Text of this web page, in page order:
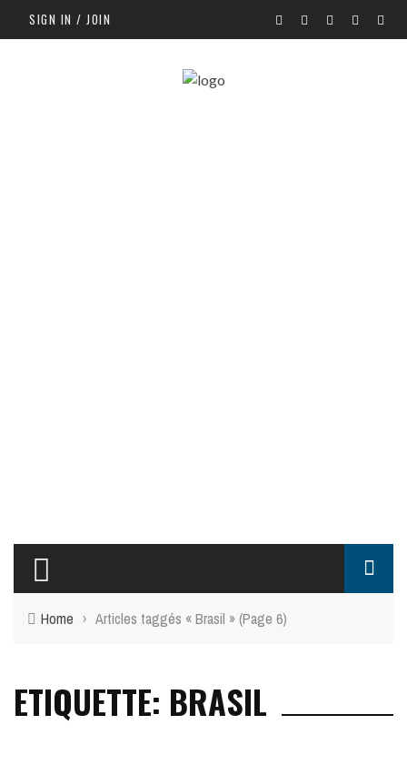
SIGN IN / JOIN
Home › Articles taggés « Brasil »(Page 6)
ETIQUETTE: BRASIL